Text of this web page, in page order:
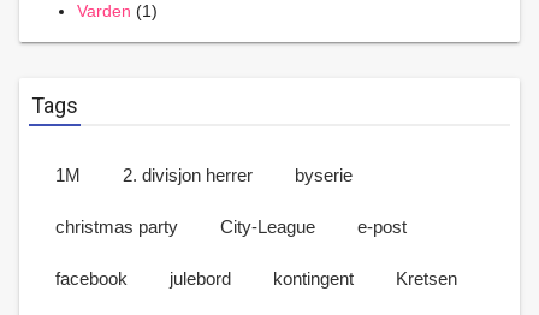
Varden (1)
Tags
1M 2. divisjon herrer byserie
christmas party City-League e-post
facebook julebord kontingent Kretsen